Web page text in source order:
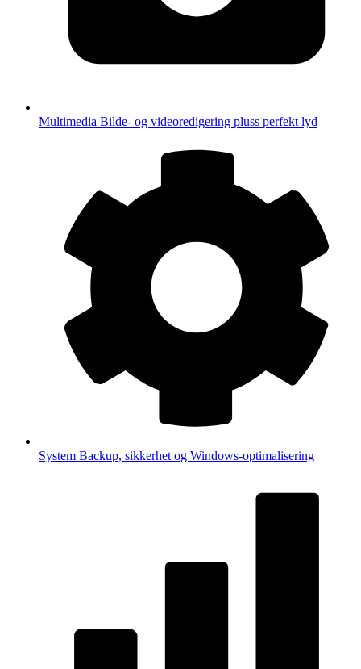
Multimedia Bilde- og videoredigering pluss perfekt lyd
System Backup, sikkerhet og Windows-optimalisering